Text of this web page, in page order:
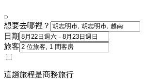
想要去哪裡？
日期
旅客
這趟旅程是商務旅行